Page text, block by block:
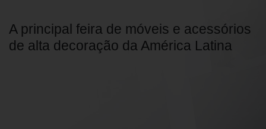
A principal feira de móveis e acessórios
de alta decoração da América Latina